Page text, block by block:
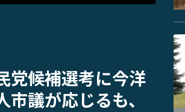
党候補選考に今洋
議が応じるも、